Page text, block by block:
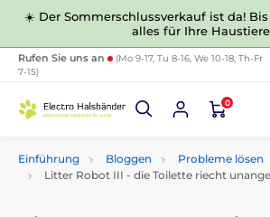
☀️ Der Sommerschlussverkauf ist da! Bis
alles für Ihre
Rufen Sie uns an
(Mo 9-17, Tu 8-16, We 10-18, Th-Fr
7-15)
0
Einführung Bloggen
Probleme lösen
Litter Robot III - die Toilette riecht